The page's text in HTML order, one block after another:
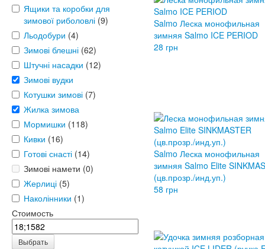
Ящики та коробки для
зимової риболовлі (9)
Льодобури (4)
Зимові блешні (62)
Штучні насадки (12)
Зимові вудки
Котушки зимові (7)
Жилка зимова
Мормишки (118)
Кивки (16)
Готові снасті (14)
Зимові намети (0)
Жерлиці (5)
Наколінники (1)
Стоимость
Выбрать
Salmo Леска монофильная
зимняя Salmo ICE PERIOD
28 грн
Salmo Леска монофильная
зимняя Salmo Elite
(цв.прозр./инд.уп.)
58 грн